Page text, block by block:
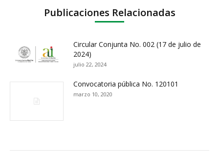
Publicaciones Relacionadas
Circular Conjunta No. 002 (17 de julio de
2024)
julio 22, 2024
Convocatoria pública No. 120101
marzo 10, 2020